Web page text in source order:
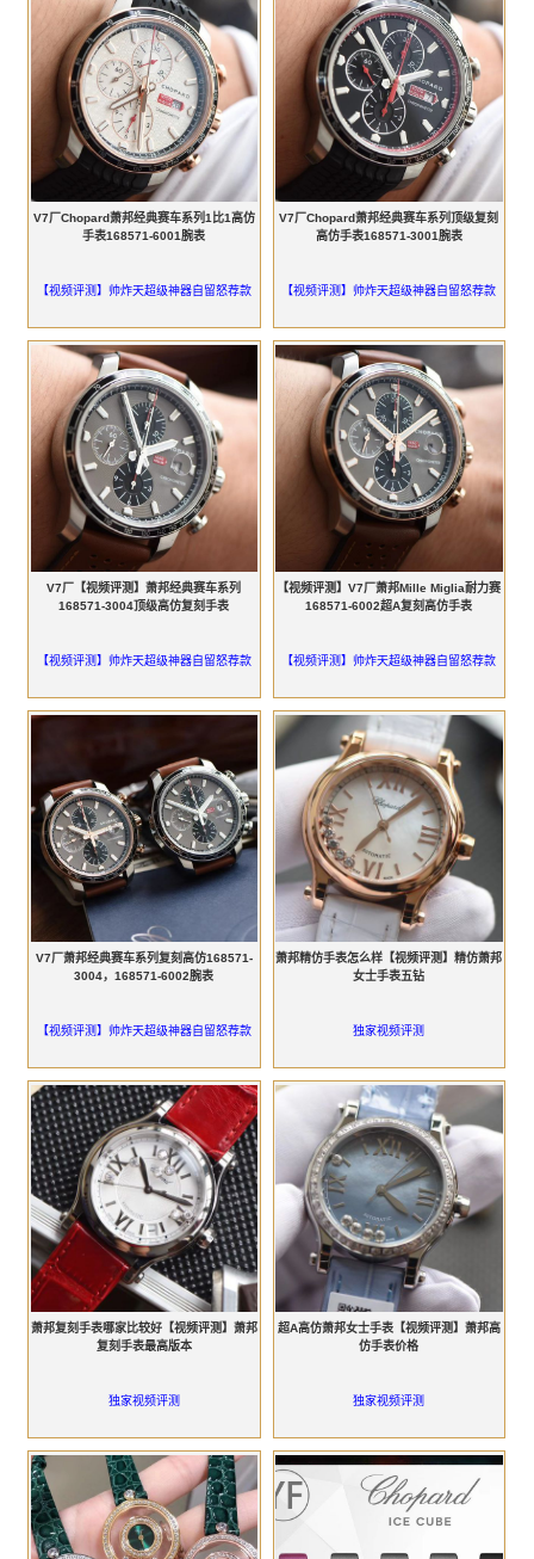
V7厂Chopard萧邦经典赛车系列1比1高仿
手表168571-6001腕表
【视频评测】帅炸天超级神器自留怒荐款
V7厂Chopard萧邦经典赛车系列顶级复刻
高仿手表168571-3001腕表
【视频评测】帅炸天超级神器自留怒荐款
V7厂【视频评测】萧邦经典赛车系列
168571-3004顶级高仿复刻手表
【视频评测】帅炸天超级神器自留怒荐款
【视频评测】V7厂萧邦Mille Miglia耐力赛
168571-6002超A复刻高仿手表
【视频评测】帅炸天超级神器自留怒荐款
V7厂萧邦经典赛车系列复刻高仿168571-
3004，168571-6002腕表
【视频评测】帅炸天超级神器自留怒荐款
萧邦精仿手表怎么样【视频评测】精仿萧邦
女士手表五钻
独家视频评测
萧邦复刻手表哪家比较好【视频评测】萧邦
复刻手表最高版本
独家视频评测
超A高仿萧邦女士手表【视频评测】萧邦高
仿手表价格
独家视频评测